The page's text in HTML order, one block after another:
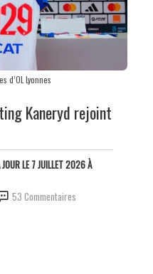
d’OL Lyonnes
Kaneryd rejoint
LE 7 JUILLET 2026 À
53 Commentaires